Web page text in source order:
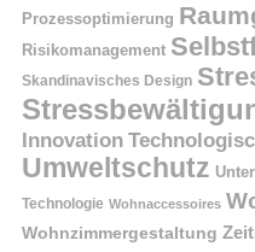
Prozessoptimierung
Risikomanagement
Skandinavisches Design
Innovation
Umweltschutz
Technologie Wohnaccessoires
Wohnzimmergestaltung